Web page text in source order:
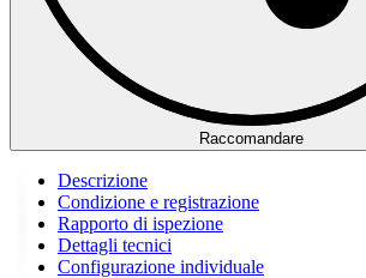
Raccomandare
Descrizione
Condizione e registrazione
Rapporto di ispezione
Dettagli tecnici
Configurazione individuale